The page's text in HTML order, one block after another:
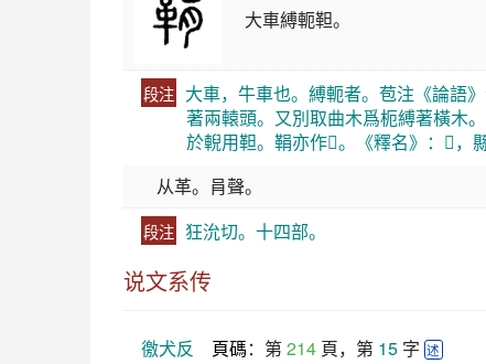
大車縛軛靼。
段注 大車，牛車也。縛軛者。苞注《論語
著兩轅頭。又別取曲木爲枙縛著橫木
於輗用靼。鞙亦作𩉥。《釋名》：𩉥，
从革。肙聲。
段注 狂沇切。十四部。
说文系传
徼犬反 頁碼：第 214 頁，第 15 字 述